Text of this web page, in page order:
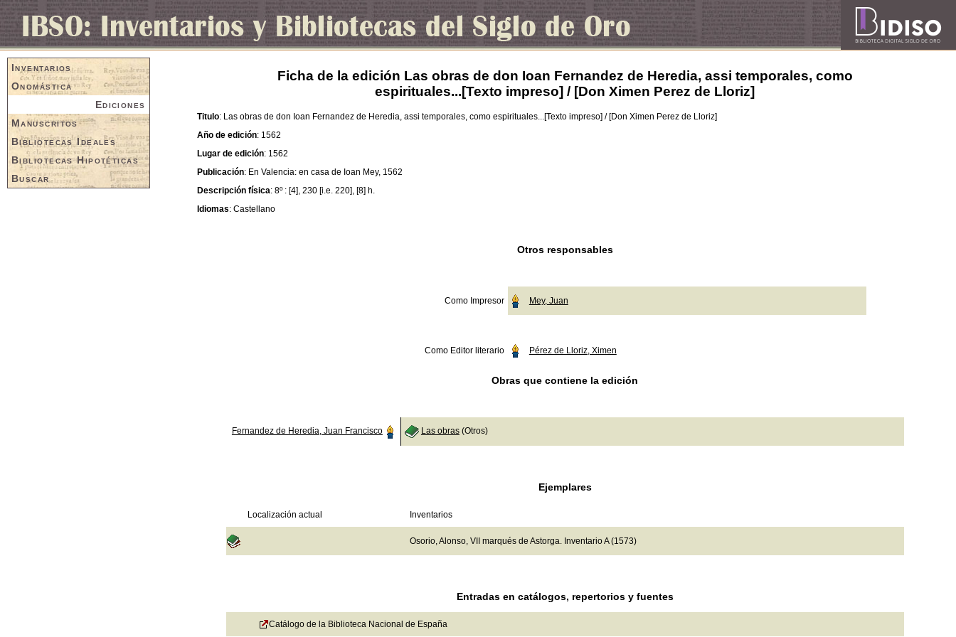
Inventarios
Onomástica
Ediciones
Manuscritos
Bibliotecas Ideales
Bibliotecas Hipotéticas
Buscar
Ficha de la edición Las obras de don Ioan Fernandez de Heredia, assi temporales, como
espirituales...[Texto impreso] / [Don Ximen Perez de Lloriz]
Titulo: Las obras de don Ioan Fernandez de Heredia, assi temporales, como espirituales...[Texto impreso] / [Don Ximen Perez de Lloriz]
Año de edición: 1562
Lugar de edición: 1562
Publicación: En Valencia: en casa de Ioan Mey, 1562
Descripción física: 8º : [4], 230 [i.e. 220], [8] h.
Idiomas: Castellano
Otros responsables
Como Impresor Mey, Juan
Como Editor literario Pérez de Lloriz, Ximen
Obras que contiene la edición
Fernandez de Heredia, Juan Francisco Las obras(Otros)
Ejemplares
Localización actual Inventarios
Osorio, Alonso, VII marqués de Astorga. Inventario A (1573)
Entradas en catálogos, repertorios y fuentes
Catálogo de la Biblioteca Nacional de España